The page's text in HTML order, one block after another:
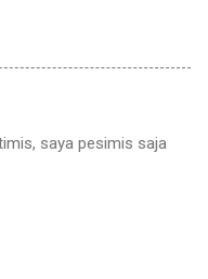
saya pesimis saja